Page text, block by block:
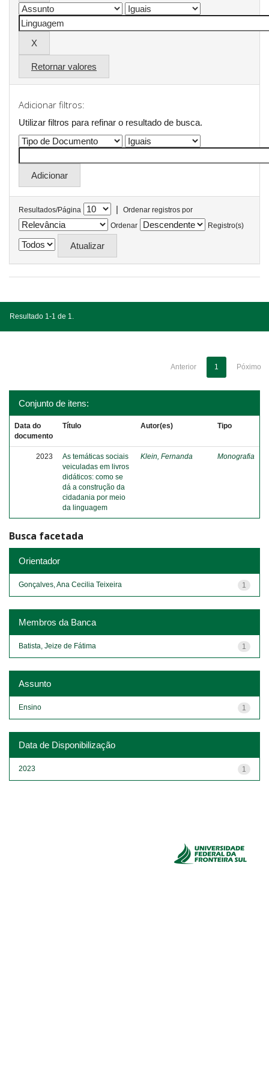
Retornar valores
Adicionar filtros:
Utilizar filtros para refinar o resultado de busca.
Resultados/Página |
Ordenar registros por
Ordenar
Registro(s)
Resultado 1-1 de 1.
Anterior 1 Póximo
Conjunto de itens:
Data do
documento
Título Autor(es) Tipo
2023
As temáticas sociais
veiculadas em livros
didáticos: como se
dá a construção da
cidadania por meio
da linguagem
Klein, Fernanda Monografia
Busca facetada
Orientador
1
Gonçalves, Ana Cecilia Teixeira
Membros da Banca
1
Batista, Jeize de Fátima
Assunto
1
Ensino
Data de Disponibilização
1
2023